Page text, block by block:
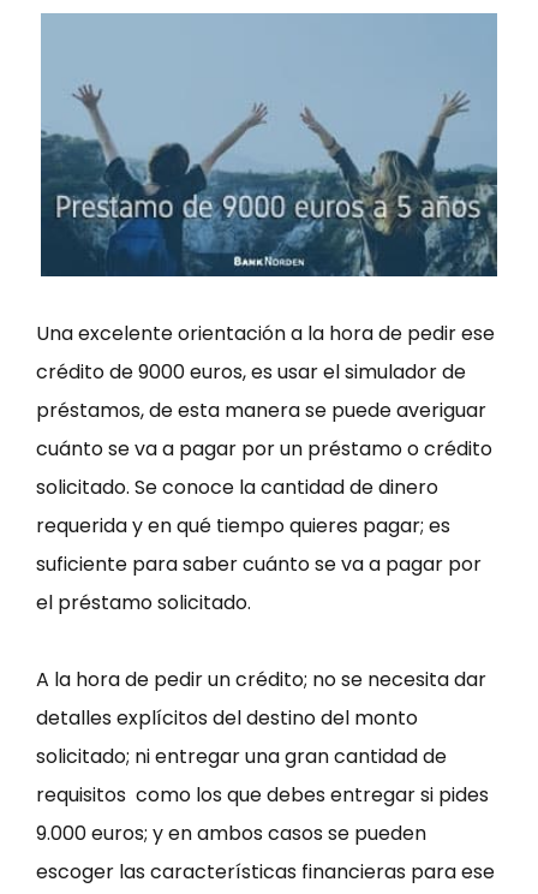
Una excelente orientación a la hora de pedir ese
crédito de 9000 euros, es usar el simulador de
préstamos, de esta manera se puede averiguar
cuánto se va a pagar por un préstamo o crédito
solicitado. Se conoce la cantidad de dinero
requerida y en qué tiempo quieres pagar; es
suficiente para saber cuánto se va a pagar por
el préstamo solicitado.
A la hora de pedir un crédito; no se necesita dar
detalles explícitos del destino del monto
solicitado; ni entregar una gran cantidad de
requisitos como los que debes entregar si pides
9.000 euros; y en ambos casos se pueden
escoger las características financieras para ese